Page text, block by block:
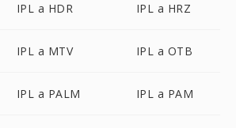
IPL a HDR IPL a HRZ
IPL a MTV IPL a OTB
IPL a PALM IPL a PAM